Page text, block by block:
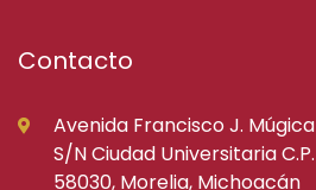
Contacto
Avenida Francisco J. Múgica
S/N Ciudad Universitaria C.P.
58030, Morelia, Michoacán